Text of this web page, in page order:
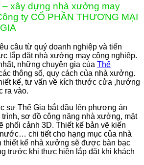
– xây dựng nhà xưởng may
ty CỔ PHẦN THƯƠNG MẠI
câu từ quý doanh nghiệp và tiến
lắp đặt nhà xưởng may công nghiệp.
những chuyên gia của Thế
thông số, quy cách của nhà xưởng.
kế, tư vấn về kích thước cửa ,hướng
ra vào.
sư Thế Gia bắt đầu lên phương án
trình, sơ đồ công năng nhà xưởng, mặt
phối cảnh 3D. Thiết kế bản vẽ kiến
chi tiết cho hạng mục của nhà
thiết kế nhà xưởng sẽ được bàn bạc
trước khi thực hiện lắp đặt khi khách